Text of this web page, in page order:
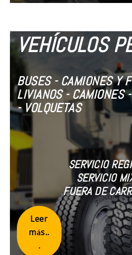
VEHÍCULOS
BUSES - CAMIONES Y
LIVIANOS - CAMIONES
- VOLQUETAS
SERVICIO
SERVICIO
FUERA DE
Leer
más..
.